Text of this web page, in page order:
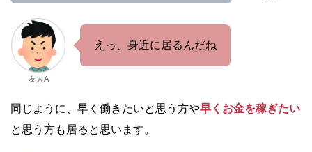
友人A
えっ、身近に居るんだね
同じように、早く働きたいと思う方や早くお金を稼ぎたい
と思う方も居ると思います。